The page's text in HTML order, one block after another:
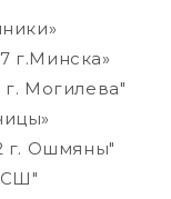
г.Минска»
Могилева"
г. Ошмяны"
СШ"